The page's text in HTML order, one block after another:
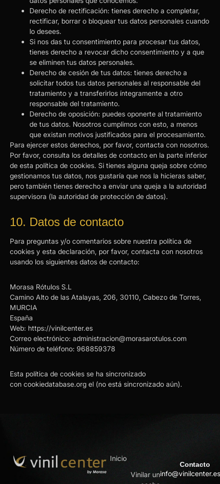
Derecho de rectificación: tienes derecho a completar,
rectificar, borrar o bloquear tus datos personales cuando
lo desees.
Si nos das tu consentimiento para procesar tus datos,
tienes derecho a revocar dicho consentimiento y a que
se eliminen tus datos personales.
Derecho de cesión de tus datos: tienes derecho a
solicitar todos tus datos personales al responsable del
tratamiento y a transferirlos íntegramente a otro
responsable del tratamiento.
Derecho de oposición: puedes oponerte al tratamiento
de tus datos. Nosotros cumplimos con esto, a menos
que existan motivos justificados para el procesamiento.
Para ejercer estos derechos, por favor, contacta con nosotros.
Por favor, consulta los detalles de contacto en la parte inferior
de esta política de cookies. Si tienes alguna queja sobre cómo
gestionamos tus datos, nos gustaría que nos la hicieras saber,
pero también tienes derecho a enviar una queja a la autoridad
supervisora (la autoridad de protección de datos).
10. Datos de contacto
Para preguntas y/o comentarios sobre nuestra política de
cookies y esta declaración, por favor, contacta con nosotros
usando los siguientes datos de contacto:
Morasa Rótulos S.L
Camino Alto de las Atalayas, 206, 30110, Cabezo de Torres,
MURCIA
España
Web: https://vinilcenter.es
Correo electrónico: administracion@morasarotulos.com
Número de teléfono: 968859378
Esta política de cookies se ha sincronizado
con cookiedatabase.org el (no está sincronizado aún).
Inicio
Vinilar un
Contacto
info@vinilcenter.es